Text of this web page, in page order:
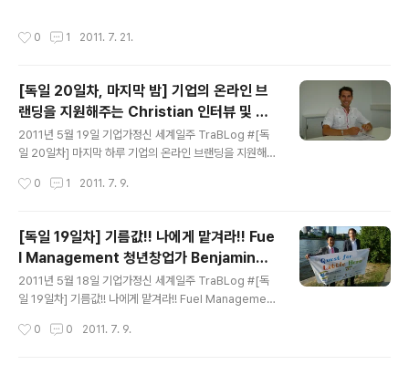
린 어던 컴플레인도, 앙심도 영어로 표현할 줄 모르는 착한
하지만, 건강하게 잘 있습니다. 도쿄에 가면 아마 인터넷을
m. (Add Budher to your Linked-in / Facebook) 기
업가정신 세계일주 [World Entrepreneurship Trave
l] -Quest for Little Hero- *Homepage : www.we
t.or.kr *Twitter : @wetproject / @btools..
0 1 2011. 7. 21.
[독일 20일차, 마지막 밤] 기업의 온라인 브
랜딩을 지원해주는 Christian 인터뷰 및 독
일 맥주 축제 탐방
2011년 5월 19일 기업가정신 세계일주 TraBLog #[독
일 20일차] 마지막 하루 기업의 온라인 브랜딩을 지원해주
서 우유는 공짜다. ㅋㅋㅋ 하프 마실래? 팻프리 마실래? 난
되었다. 프랑크푸르트 암 마인 역 앞에 광고배너. 유제헌 대
표의 작품들이다. 점심은 중국 뷔페에서!! 싼 곳이지만. 그
래도..... 그동안 통역을 해준 영근이와 다다에게 고마움을
이걸로나마 표시했다. 영근, 땡큐~ 3주동안 공짜로 먹여주
고 재워줘서~ 먹음직스럽다. 안경 나사가 풀려서 나사를
구가 바로 크리스! 아주 쾌활한 친구였다. 누가 인터뷰이
0 1 2011. 7. 9.
[독일 19일차] 기름값!! 나에게 맡겨라!! Fue
l Management 청년창업가 Benjamin과
의 만남 - 기업가정신 세계일주
2011년 5월 18일 기업가정신 세계일주 TraBLog #[독
일 19일차] 기름값!! 나에게 맡겨라!! Fuel Management
과 인터뷰하는 날. 오전에 한국의 청년창업가들과 점심 약
0 0 2011. 7. 9.